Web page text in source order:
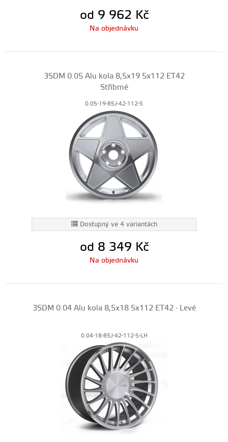
od 9 962 Kč
Na objednávku
3SDM 0.05 Alu kola 8,5x19 5x112 ET42
Stříbrné
0.05-19-85J-42-112-S
Dostupný ve 4 variantách
od 8 349 Kč
Na objednávku
3SDM 0.04 Alu kola 8,5x18 5x112 ET42 - Levé
0.04-18-85J-42-112-S-LH